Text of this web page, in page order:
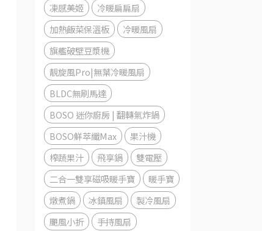
凍感美姬
冷暖扁扁扇
加熱飯菜保溫板
冷暖風扇
旗艦破壁豆漿機
靚旋風Pro|無葉冷暖風扇
BLDC無刷馬達
BOSO 迷你廚房 | 翻轉氣炸鍋
BOSO鮮萃纖Max
果汁機
榨蔬果汁
飛享鍋
雙電壓
二合一雙享磁吸暖手寶
暖手寶
燉煮鍋
冰鎮風扇
製冷風扇
颶風小折
手持風扇